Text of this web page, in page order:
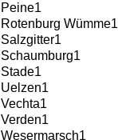
Peine1
Rotenburg Wümme1
Salzgitter1
Schaumburg1
Stade1
Uelzen1
Vechta1
Verden1
Wesermarsch1